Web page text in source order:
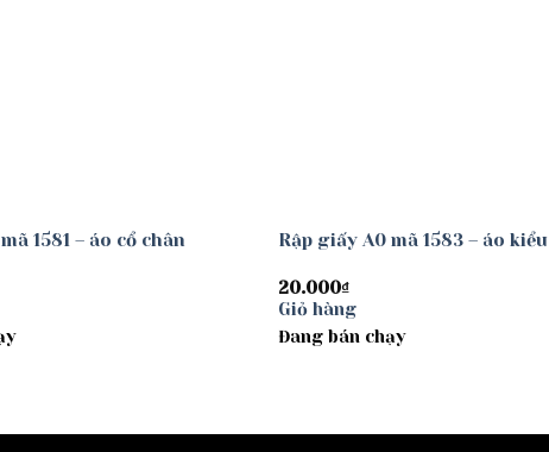
1581 – áo cổ chân Rập giấy A0 mã 1583 – áo kiểu
20.000₫
Giỏ hàng
Đang bán chạy